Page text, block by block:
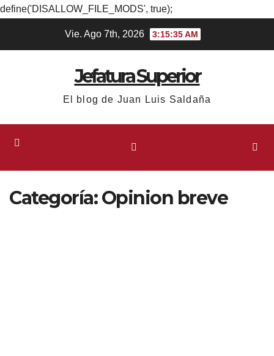
define('DISALLOW_FILE_MODS', true);
Vie. Ago 7th, 2026 3:15:35 AM
Jefatura Superior
El blog de Juan Luis Saldaña
Categoría:Opinion breve